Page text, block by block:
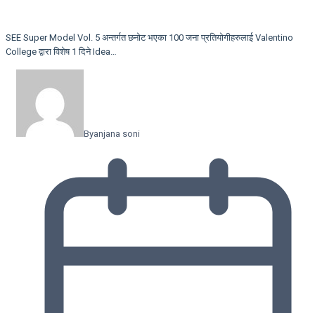
SEE Super Model Vol. 5 अन्तर्गत छनोट भएका 100 जना प्रतियोगीहरुलाई Valentino
College द्वारा विशेष 1 दिने Idea…
Byanjana soni